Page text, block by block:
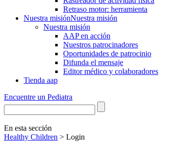
Retraso motor: herramienta
Nuestra misiónNuestra misión
Nuestra misión
AAP en acción
Nuestros patrocinadores
Oportunidades de patrocinio
Difunda el mensaje
Editor médico y colaboradores
Tienda aap
Encuentre un Pediatra
En esta sección
Healthy Children > Login